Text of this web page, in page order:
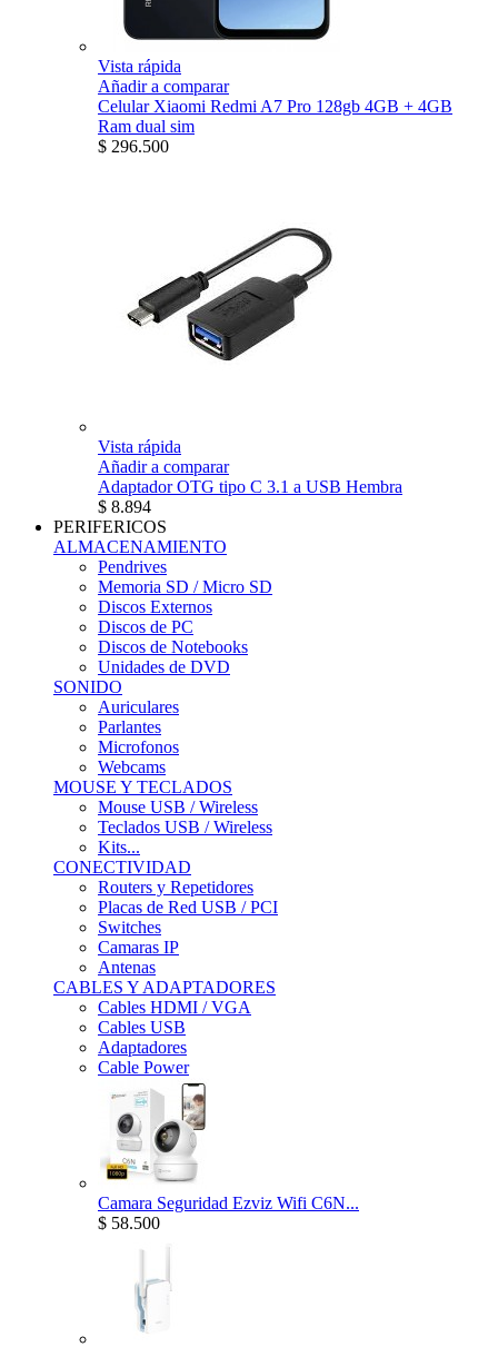
Vista rápida
Añadir a comparar
Celular Xiaomi Redmi A7 Pro 128gb 4GB + 4GB
Ram dual sim
$ 296.500
Vista rápida
Añadir a comparar
Adaptador OTG tipo C 3.1 a USB Hembra
$ 8.894
PERIFERICOS
ALMACENAMIENTO
Pendrives
Memoria SD / Micro SD
Discos Externos
Discos de PC
Discos de Notebooks
Unidades de DVD
SONIDO
Auriculares
Parlantes
Microfonos
Webcams
MOUSE Y TECLADOS
Mouse USB / Wireless
Teclados USB / Wireless
Kits...
CONECTIVIDAD
Routers y Repetidores
Placas de Red USB / PCI
Switches
Camaras IP
Antenas
CABLES Y ADAPTADORES
Cables HDMI / VGA
Cables USB
Adaptadores
Cable Power
Camara Seguridad Ezviz Wifi C6N...
$ 58.500